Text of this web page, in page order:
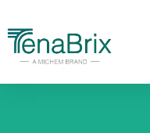
para
conteúdo